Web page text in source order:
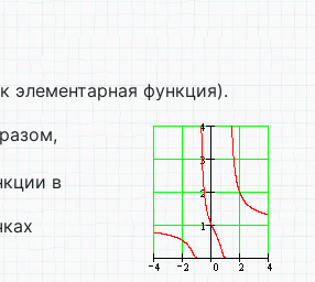
элементарная функция).
в